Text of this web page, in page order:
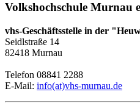
Volkshochschule Murnau
vhs-Geschäftsstelle in der
Seidlstraße 14
82418 Murnau
Telefon 08841 2288
E-Mail: info(at)vhs-murnau.de